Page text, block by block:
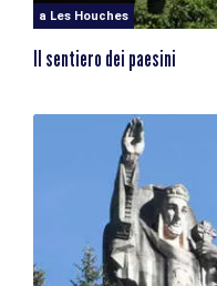
a Les Houches
Il sentiero dei paesini